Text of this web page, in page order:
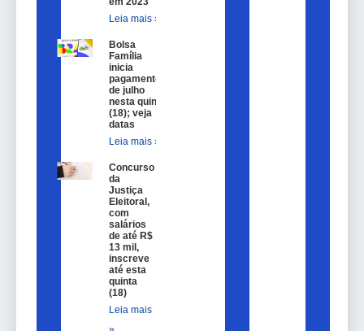
Leia mais »
Bolsa
Família
inicia
pagamentos
de julho
nesta quinta
(18); veja
datas
Leia mais »
Concurso
da
Justiça
Eleitoral,
com
salários
de até R$
13 mil,
inscreve
até esta
quinta
(18)
Leia mais